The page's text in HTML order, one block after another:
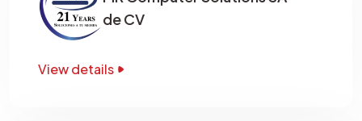
de CV
View details